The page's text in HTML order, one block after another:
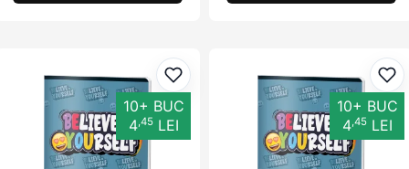
Adaugă la favorite
10+ BUC
4,45LEI
10+ BUC
4,45LEI